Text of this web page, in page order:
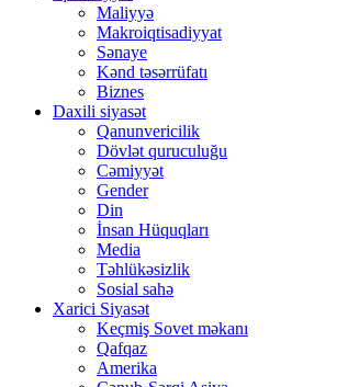
Maliyyə
Makroiqtisadiyyat
Sənaye
Kənd təsərrüfatı
Biznes
Daxili siyasət
Qanunvericilik
Dövlət quruculuğu
Cəmiyyət
Gender
Din
İnsan Hüquqları
Media
Təhlükəsizlik
Sosial sahə
Xarici Siyasət
Keçmiş Sovet məkanı
Qafqaz
Amerika